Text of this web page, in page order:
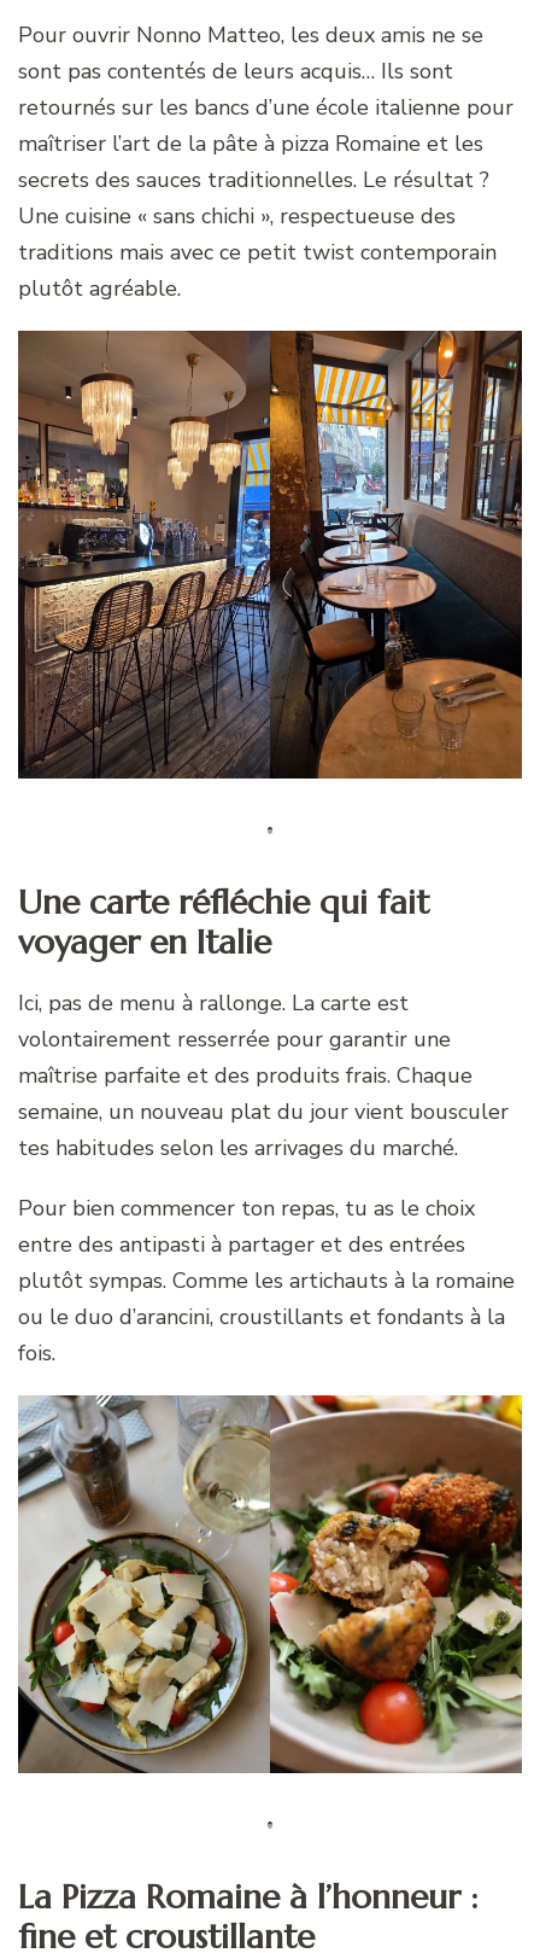
Pour ouvrir Nonno Matteo, les deux amis ne se
sont pas contentés de leurs acquis… Ils sont
retournés sur les bancs d’une école italienne pour
maîtriser l’art de la pâte à pizza Romaine et les
secrets des sauces traditionnelles. Le résultat ?
Une cuisine « sans chichi », respectueuse des
traditions mais avec ce petit twist contemporain
plutôt agréable.
Une carte réfléchie qui fait
voyager en Italie
Ici, pas de menu à rallonge. La carte est
volontairement resserrée pour garantir une
maîtrise parfaite et des produits frais. Chaque
semaine, un nouveau plat du jour vient bousculer
tes habitudes selon les arrivages du marché.
Pour bien commencer ton repas, tu as le choix
entre des antipasti à partager et des entrées
plutôt sympas. Comme les artichauts à la romaine
ou le duo d’arancini, croustillants et fondants à la
fois.
La Pizza Romaine à l’honneur :
fine et croustillante